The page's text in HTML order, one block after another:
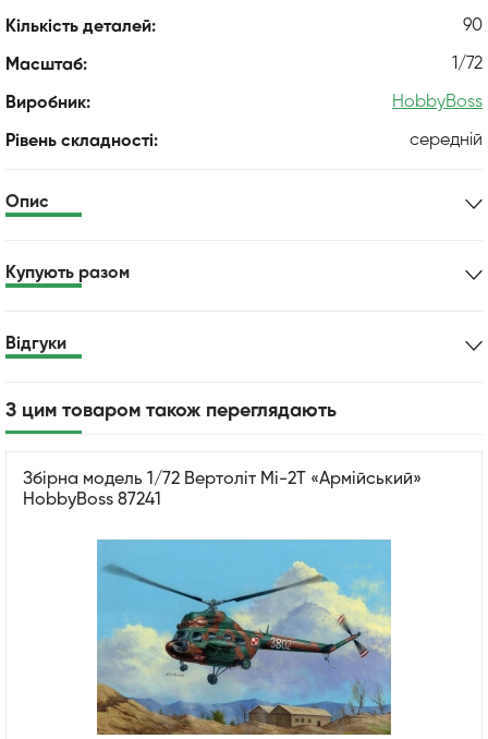
Кількість деталей: 90
Масштаб: 1/72
Виробник: HobbyBoss
Рівень складності: середній
Опис
Купують разом
Відгуки
З цим товаром також переглядають
Збірна модель 1/72 Вертоліт Мі-2Т «Армійський»
HobbyBoss 87241